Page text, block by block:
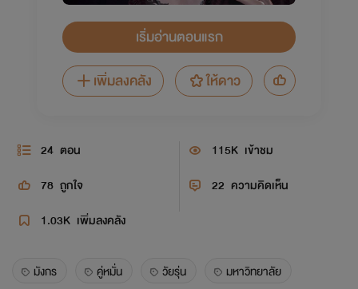
เริ่มอ่านตอนแรก
เพิ่มลงคลัง
ให้ดาว
24 ตอน 115K เข้าชม
78 ถูกใจ 22 ความคิดเห็น
1.03K เพิ่มลงคลัง
มังกร คู่หมั่น วัยรุ่น
มหาวิทยาลัย